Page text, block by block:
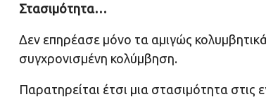
Στασιμότητα…
Δεν επηρέασε μόνο τα αμιγώς
συγχρονισμένη κολύμβηση.
Παρατηρείται έτσι μια στασιμότητα στις